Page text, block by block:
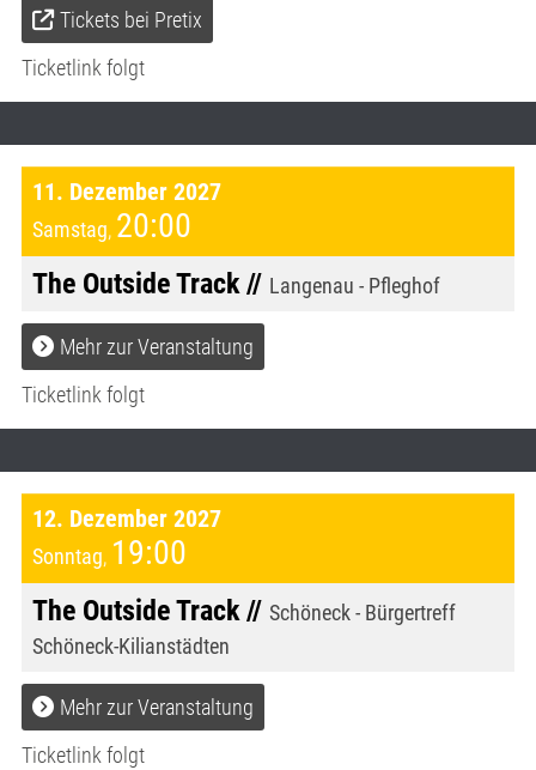
Tickets bei Pretix
Ticketlink folgt
11. Dezember 2027
Samstag, 20:00
The Outside Track // Langenau - Pfleghof
Mehr zur Veranstaltung
Ticketlink folgt
12. Dezember 2027
Sonntag, 19:00
The Outside Track // Schöneck - Bürgertreff
Schöneck-Kilianstädten
Mehr zur Veranstaltung
Ticketlink folgt